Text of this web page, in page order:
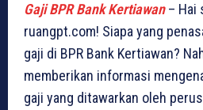
Gaji BPR Bank Kertiawan– Hai
ruangpt.com! Siapa yang
gaji di BPR Bank Kertiawan?
memberikan informasi
gaji yang ditawarkan oleh